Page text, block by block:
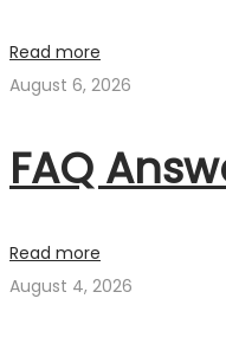
Read more
August 6, 2026
FAQ
Read more
August 4, 2026